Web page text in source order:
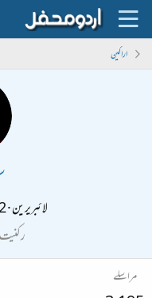
اراکین
لائبریرین·
42
رکنیت
مراسلے